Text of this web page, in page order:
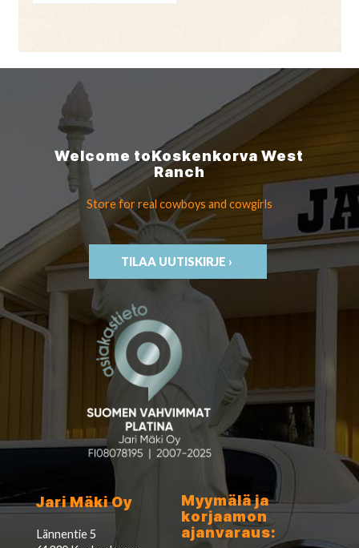
Welcome toKoskenkorvaWest
Ranch
Store for real cowboys and cowgirls
TILAA UUTISKIRJE ›
Jari Mäki Oy
Lännentie 5
Myymälä ja
korjaamon
ajanvaraus: